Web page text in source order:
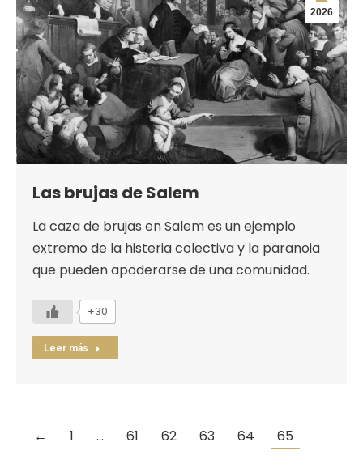
2026
Las brujas de Salem
La caza de brujas en Salem es un ejemplo
extremo de la histeria colectiva y la paranoia
que pueden apoderarse de una comunidad.
+30
Leer más
← 1 … 61 62 63 64 65